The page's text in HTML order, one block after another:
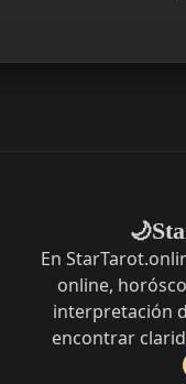
🌙
En
online,
interpretación
encontrar